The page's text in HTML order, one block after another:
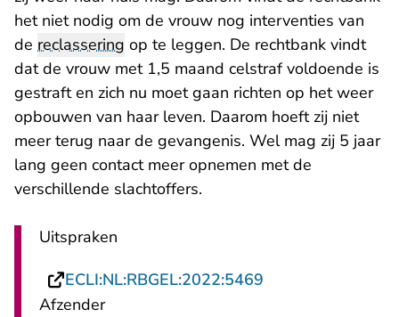
het niet nodig om de vrouw nog interventies van
de reclassering op te leggen. De rechtbank vindt
dat de vrouw met 1,5 maand celstraf voldoende is
gestraft en zich nu moet gaan richten op het weer
opbouwen van haar leven. Daarom hoeft zij niet
meer terug naar de gevangenis. Wel mag zij 5 jaar
lang geen contact meer opnemen met de
verschillende slachtoffers.
Uitspraken
ECLI:NL:RBGEL:2022:5469
Afzender